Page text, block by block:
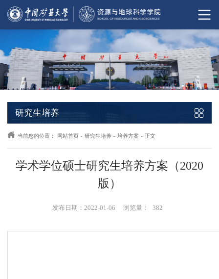
研究生培养
当前您的位置： 网站首页 - 研究生培养 - 培养方案 - 正文
学术学位硕士研究生培养方案（2020
版）
发布日期：2022-01-06 浏览量： 382